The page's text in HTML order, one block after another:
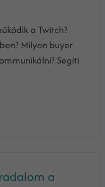
a Twitch?
Milyen buyer
Segíti
a